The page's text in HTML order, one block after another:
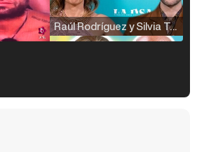
Raúl Rodríguez y Silvia Taulés nos cuentan su papel en 'La familia de la tele'